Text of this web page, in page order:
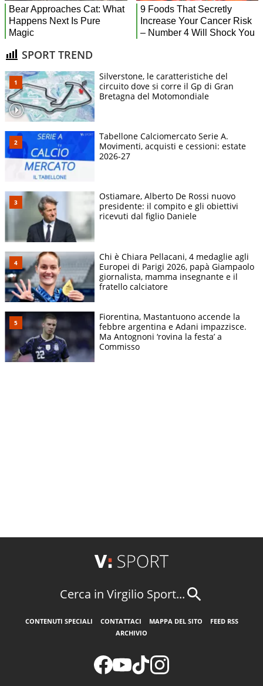
SPORT TREND
Silverstone, le caratteristiche del
circuito dove si corre il Gp di Gran
Bretagna del Motomondiale
Tabellone Calciomercato Serie A.
Movimenti, acquisti e cessioni: estate
2026-27
Ostiamare, Alberto De Rossi nuovo
presidente: il compito e gli obiettivi
ricevuti dal figlio Daniele
Chi è Chiara Pellacani, 4 medaglie agli
Europei di Parigi 2026, papà Giampaolo
giornalista, mamma insegnante e il
fratello calciatore
Fiorentina, Mastantuono accende la
febbre argentina e Adani impazzisce.
Ma Antognoni ‘rovina la festa’ a
Commisso
Cerca in Virgilio Sport...
CONTENUTI SPECIALI CONTATTACI MAPPA DEL SITO
FEED RSS
ARCHIVIO